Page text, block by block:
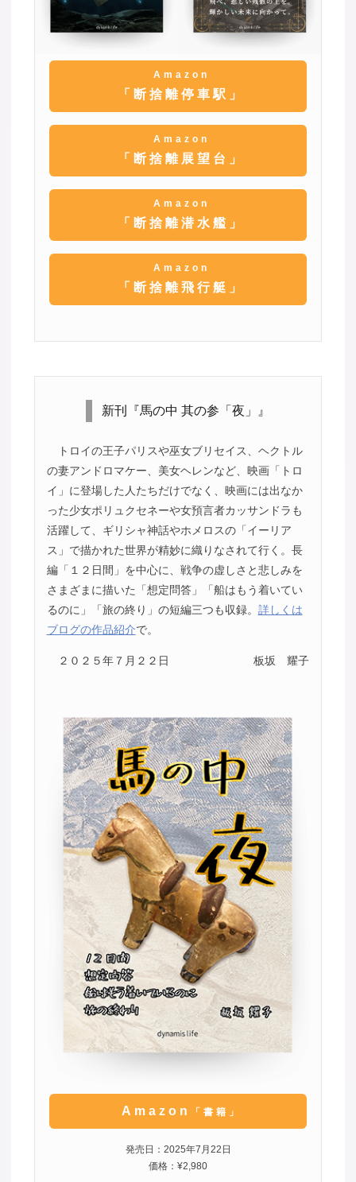
Amazon
「断捨離停車駅」
Amazon
「断捨離展望台」
Amazon
「断捨離潜水艦」
Amazon
「断捨離飛行艇」
新刊『馬の中 其の参「夜」』
トロイの王子パリスや巫女ブリセイス、ヘクトル
の妻アンドロマケー、美女ヘレンなど、映画「トロ
イ」に登場した人たちだけでなく、映画には出なか
った少女ポリュクセネーや女預言者カッサンドラも
活躍して、ギリシャ神話やホメロスの「イーリア
ス」で描かれた世界が精妙に織りなされて行く。長
編「１２日間」を中心に、戦争の虚しさと悲しみを
さまざまに描いた「想定問答」「船はもう着いてい
るのに」「旅の終り」の短編三つも収録。 詳しくは
ブログの作品紹介で。
２０２５年７月２２日 板坂 耀子
Amazon 「書籍」
発売日：2025年7月22日
価格：¥2,980